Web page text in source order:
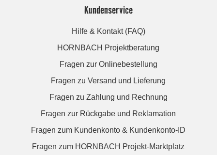
Kundenservice
Hilfe & Kontakt (FAQ)
HORNBACH Projektberatung
Fragen zur Onlinebestellung
Fragen zu Versand und Lieferung
Fragen zu Zahlung und Rechnung
Fragen zur Rückgabe und Reklamation
Fragen zum Kundenkonto & Kundenkonto-ID
Fragen zum HORNBACH Projekt-Marktplatz